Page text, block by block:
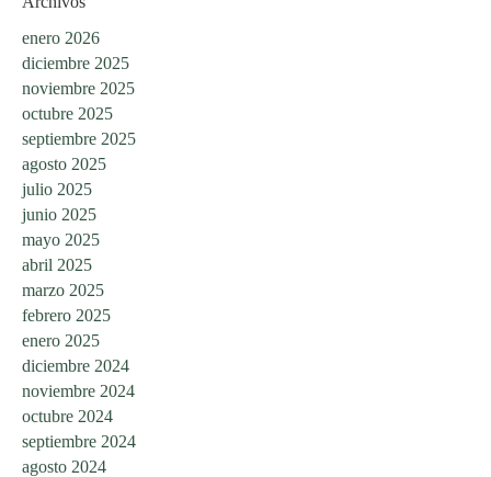
enero 2026
diciembre 2025
noviembre 2025
octubre 2025
septiembre 2025
agosto 2025
julio 2025
junio 2025
mayo 2025
abril 2025
marzo 2025
febrero 2025
enero 2025
diciembre 2024
noviembre 2024
octubre 2024
septiembre 2024
agosto 2024